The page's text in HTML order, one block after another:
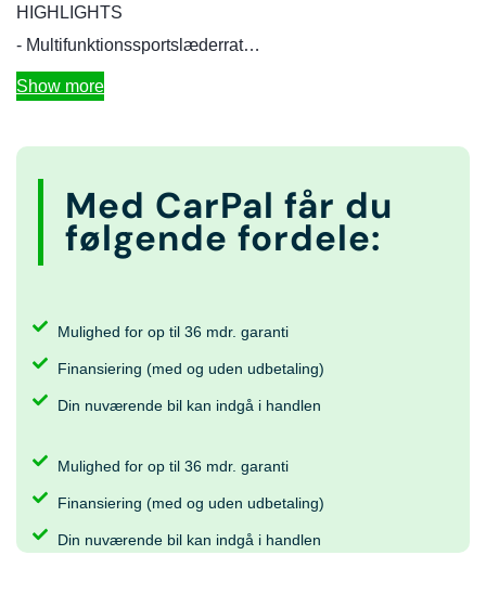
HIGHLIGHTS
- Multifunktionssportslæderrat…
Show more
Med CarPal får du
følgende fordele:
Mulighed for op til 36 mdr. garanti
Finansiering (med og uden udbetaling)
Din nuværende bil kan indgå i handlen
Mulighed for op til 36 mdr. garanti
Finansiering (med og uden udbetaling)
Din nuværende bil kan indgå i handlen